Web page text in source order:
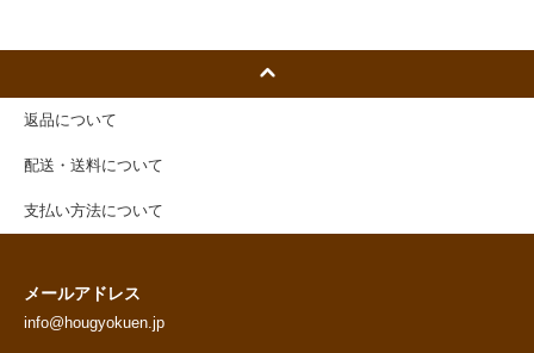
返品について
配送・送料について
支払い方法について
メールアドレス
info@hougyokuen.jp